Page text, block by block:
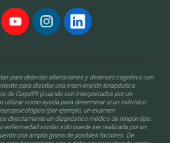
para detectar alteraciones y deterioro cognitivo con
para diseñar una intervención terapéutica
de CogniFit (cuando son interpretados por un
utilizar como ayuda para determinar si un individuo
(por ejemplo, un examen
directamente un diagnóstico médico de ningún tipo.
enfermedad similar sólo puede ser realizada por un
una amplia gama de posibles factores. De